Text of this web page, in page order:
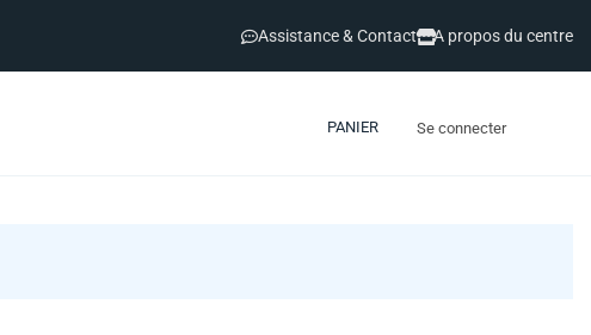
Assistance & Contact A propos du centre
PANIER Se connecter